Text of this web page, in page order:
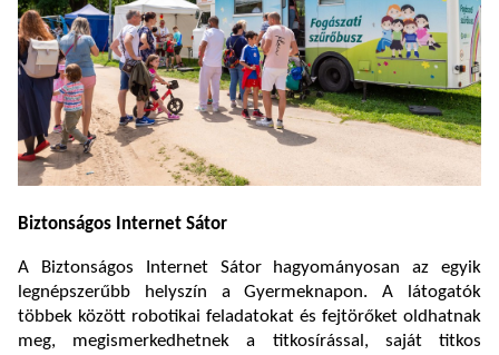
Biztonságos Internet Sátor
A Biztonságos Internet Sátor hagyományosan az egyik
legnépszerűbb helyszín a Gyermeknapon. A látogatók
többek között robotikai feladatokat és fejtörőket oldhatnak
meg, megismerkedhetnek a titkosírással, saját titkos